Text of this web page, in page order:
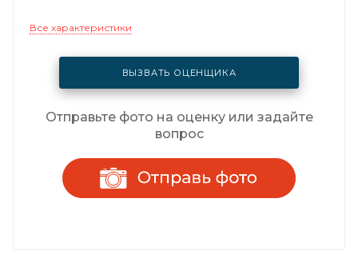
Все характеристики
ВЫЗВАТЬ ОЦЕНЩИКА
Отправьте фото на оценку или задайте
вопрос